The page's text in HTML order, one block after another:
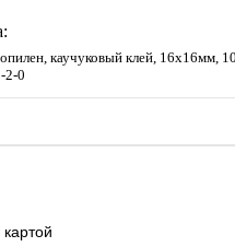
каучуковый клей, 16х16мм,
2-0